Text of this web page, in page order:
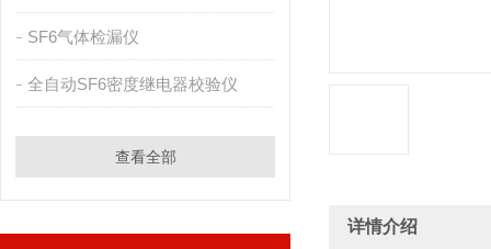
SF6气体检漏仪
全自动SF6密度继电器校验仪
查看全部
详情介绍